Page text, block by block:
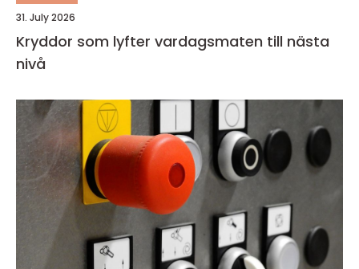
31. July 2026
Kryddor som lyfter vardagsmaten till nästa
nivå